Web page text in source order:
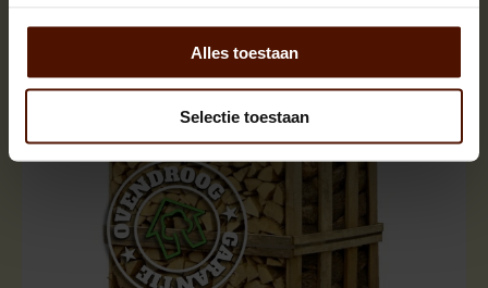
Alles toestaan
Selectie toestaan